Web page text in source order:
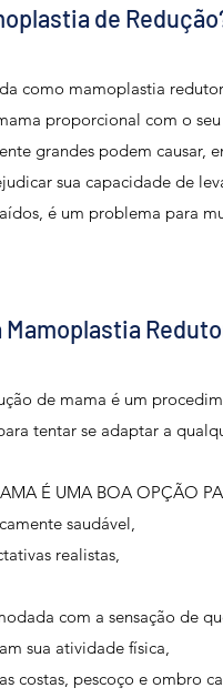
de
como mamoplastia
proporcional com o
grandes podem
sua capacidade de
é um problema para
Mamoplastia
de mama é um
tentar se adaptar a
É UMA BOA OPÇÃO
saudável,
realistas,
com a sensação de
sua atividade física,
costas, pescoço e ombro